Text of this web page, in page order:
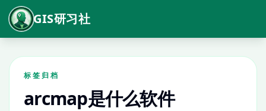
GIS研习社
标签归档
arcmap是什么软件